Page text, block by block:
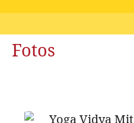
Fotos
Yoga Vidya